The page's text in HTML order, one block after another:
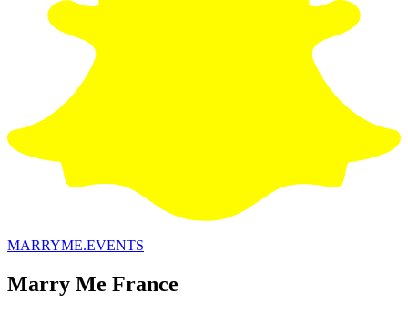
MARRYME.EVENTS
Marry Me France